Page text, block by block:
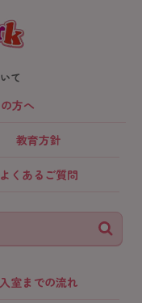
て
方へ
教育方針
よくあるご質問
入室までの流れ